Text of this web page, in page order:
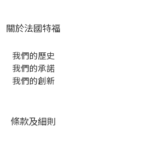
關於法國特福
我們的歷史
我們的承諾
我們的創新
條款及細則